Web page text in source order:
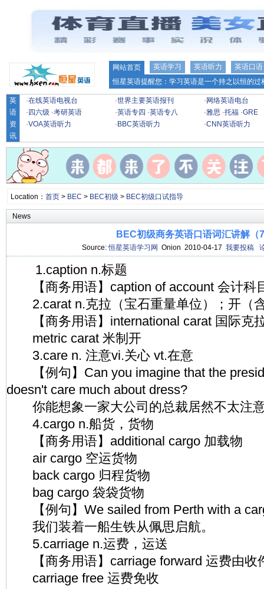
网站首页 英语学习 英语听力
英语口语
恒星英语提醒您：学习英语是一个持之以恒的
英
语
资
讯
·在线英语电视台 ·世界主要英语报刊 · 网络英语电台
· 四六级 ·考研英语 ·英语专四 ·英语专八 ·雅思 ·托福 ·GRE
·VOA英语听力 · BBC英语听力 ·CNN英语听力
Location： 首页> BEC > BEC初级 > BEC初级口试指导
News
BEC初级商务英语口语词汇讲解（
Source:恒星英语学习网 Onion 2010-04-17 我要投稿
1.caption n.标题
【商务用语】caption of account 会计科
2.carat n.克拉（宝石重量单位）；开（
【商务用语】international carat 国际克
metric carat 米制开
3.care n. 注意vi.关心 vt.在意
【例句】Can you imagine that the
doesn't care much about dress?
你能想象一家大公司的总裁居然不太注
4.cargo n.船货，货物
【商务用语】additional cargo 加载物
air cargo 空运货物
back cargo 归程货物
bag cargo 袋袋货物
【例句】We sailed from Perth with a
我们装着一船生铁从佩思启航。
5.carriage n.运费，运送
【商务用语】carriage forward 运费由收
carriage free 运费免收